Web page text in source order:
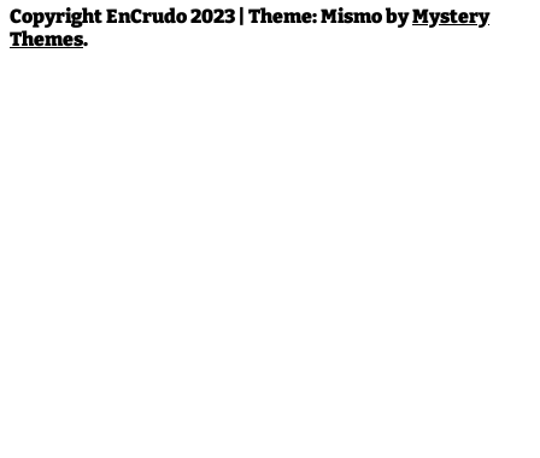
Copyright EnCrudo 2023 Theme: Mismo byMystery
Themes.